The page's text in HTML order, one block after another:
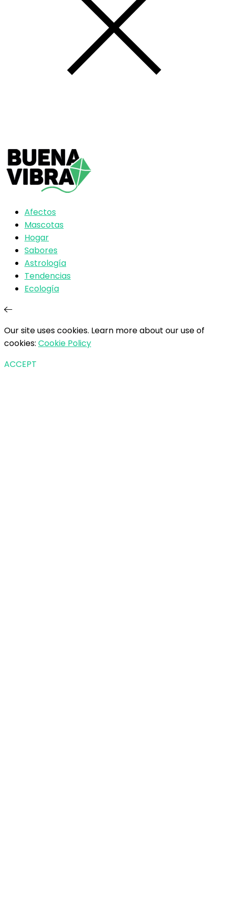
Afectos
Mascotas
Hogar
Sabores
Astrología
Tendencias
Ecología
Our site uses cookies. Learn more about our use of
cookies: Cookie Policy
ACCEPT